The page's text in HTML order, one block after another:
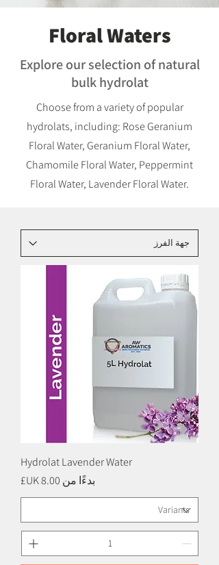
Floral Waters
Explore our selection of natural
bulk hydrolat
Choose from a variety of popular
hydrolats, including: Rose Geranium
Floral Water, Geranium Floral Water,
Chamomile Floral Water, Peppermint
Floral Water, Lavender Floral Water.
Hydrolat Lavender Water
بدءًا من
سعر البيع